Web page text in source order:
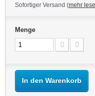
Sofortiger Versand (mehr
Menge
In den Warenkorb